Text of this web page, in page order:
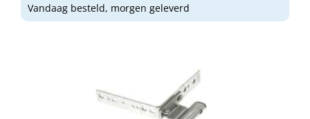
Vandaag besteld, morgen geleverd